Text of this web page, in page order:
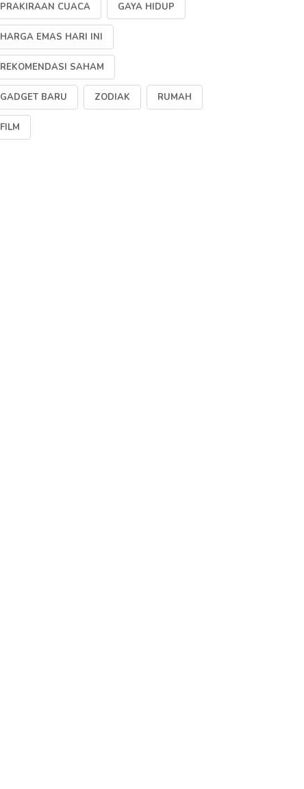
PRAKIRAAN CUACA GAYA HIDUP
HARGA EMAS HARI INI
REKOMENDASI SAHAM
GADGET BARU ZODIAK RUMAH
FILM